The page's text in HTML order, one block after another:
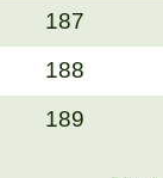
187
188
189